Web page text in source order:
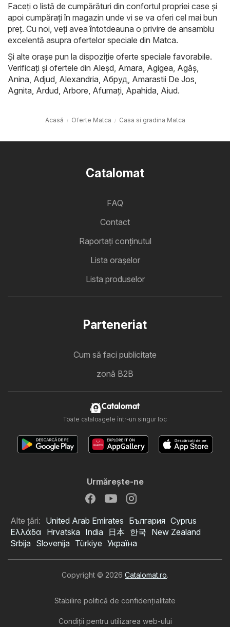
Faceți o listă de cumpărături din confortul propriei case și
apoi cumpărați în magazin unde vi se va oferi cel mai bun
preț. Cu noi, veți avea întotdeauna o privire de ansamblu
excelentă asupra ofertelor speciale din Matca.
Și alte orașe pun la dispoziție oferte speciale favorabile.
Verificați și ofertele din Aleşd Amara Agigea Agăş
Anina Adjud Alexandria Абруд Amarastii De Jos
Agnita Ardud Arbore Afumaţi Apahida Aiud.
Acasă Oferte Matca Casa si gradina Matca
Catalomat
FAQ
Contact
Raportați conținutul
Lista oraşelor
Lista produselor
Parteneriat
Cum să faci publicitate
zonă B2B
Catalomat
Toate cataloagele într-un singur loc
Urmăreşte-ne
Alte țări: United Arab Emirates България Cyprus
Ελλάδα Hrvatska India 日本 한국 New Zealand
Srbija Slovenija Türkiye Україна
Copyright © 2026 Catalomat.ro.
Stabilire politică de confidenţialitate
Condiţii pentru utilizarea web-ului